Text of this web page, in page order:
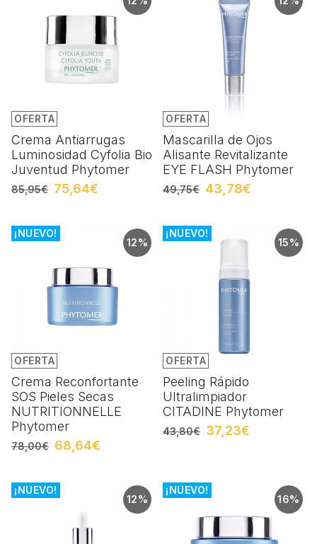
OFERTA
Crema Antiarrugas
Luminosidad Cyfolia Bio
Juventud Phytomer
85,95€ 75,64€
OFERTA
Mascarilla de Ojos
Alisante Revitalizante
EYE FLASH Phytomer
49,75€ 43,78€
12%
OFERTA
¡NUEVO!
Crema Reconfortante
SOS Pieles Secas
NUTRITIONNELLE
Phytomer
78,00€ 68,64€
15%
OFERTA
¡NUEVO!
Peeling Rápido
Ultralimpiador
CITADINE Phytomer
43,80€ 37,23€
12%
¡NUEVO!
16%
¡NUEVO!